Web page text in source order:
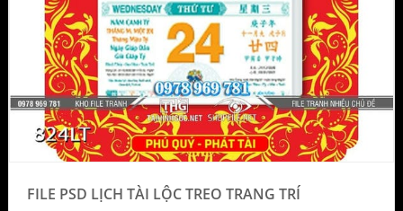
FILE PSD LỊCH TÀI LỘC TREO TRANG TRÍ